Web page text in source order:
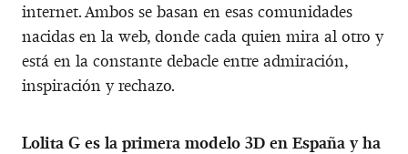
internet. Ambos se basan en esas comunidades
nacidas en la web, donde cada quien mira al otro y
está en la constante debacle entre admiración,
inspiración y rechazo.
Lolita G es la primera modelo 3D en España y ha